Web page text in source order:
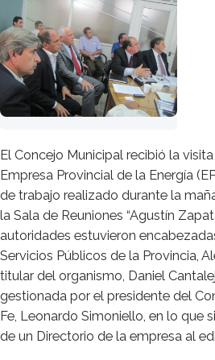
El Concejo Municipal recibió la
Empresa Provincial de la Energía
de trabajo realizado durante la
la Sala de Reuniones “Agustín
autoridades estuvieron
Servicios Públicos de la Provincia,
titular del organismo, Daniel
gestionada por el presidente del
Fe, Leonardo Simoniello, en lo que
de un Directorio de la empresa al